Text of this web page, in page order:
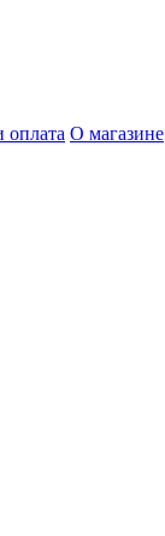
оплата О магазине